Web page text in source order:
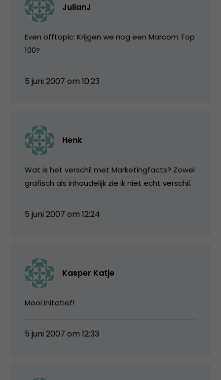
JulianJ
Even offtopic: Krijgen we nog een Marcom Top
100?
5 juni 2007 om 10:23
Henk
Wat is het verschil met Marketingfacts? Zowel
grafisch als inhoudelijk zie ik niet echt verschil.
5 juni 2007 om 12:24
Kasper Katje
Mooi initatief!
5 juni 2007 om 12:33